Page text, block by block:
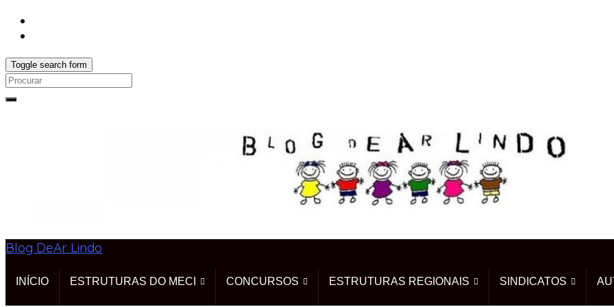
Toggle search form
Search
Blog DeAr Lindo
INÍCIO ESTRUTURAS DO MECI CONCURSOS ESTRUTURAS REGIONAIS SINDICATOS